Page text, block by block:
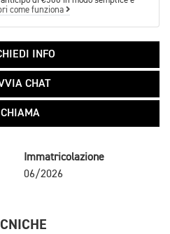
come funziona
INFO
CHAT
CHIAMA
Immatricolazione
06/2026